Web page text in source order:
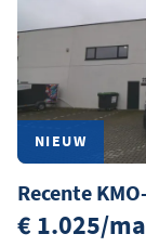
NIEUW
Recente
€ 1.025/